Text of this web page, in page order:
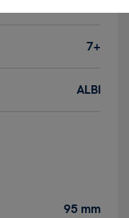
7+
ALBI
95 mm